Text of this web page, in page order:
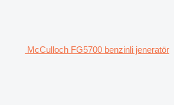
McCulloch FG5700 benzinli jeneratör